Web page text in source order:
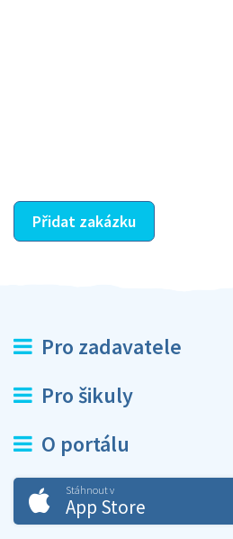
Přidat zakázku
Pro zadavatele
Pro šikuly
O portálu
Stáhnout v
App Store